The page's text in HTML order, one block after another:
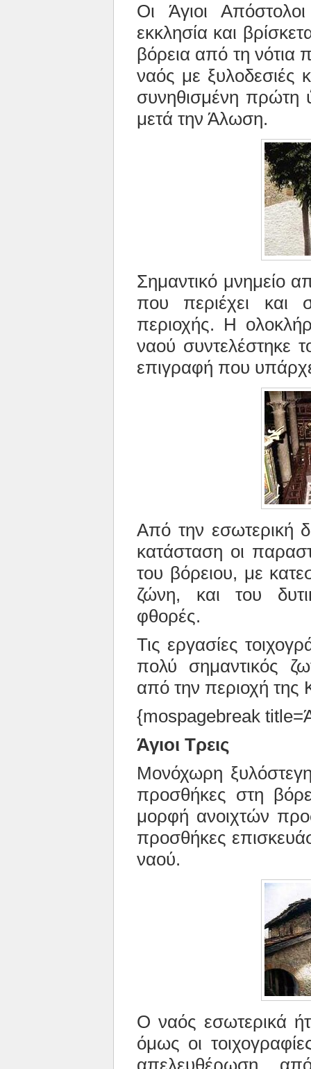
Οι Άγιοι
εκκλησία και
βόρεια από τη νότια
ναός με ξυλοδεσιές
συνηθισμένη πρώτη
μετά την Άλωση.
Σημαντικό μνημείο
που περιέχει και
περιοχής. Η
ναού συντελέστηκε
επιγραφή που
Από την εσωτερική
κατάσταση οι
του βόρειου, με
ζώνη, και του
φθορές.
Τις εργασίες
πολύ σημαντικός
από την περιοχή της
{mospagebreak
Άγιοι Τρεις
Μονόχωρη
προσθήκες στη
μορφή ανοιχτών
προσθήκες
ναού.
Ο ναός εσωτερικά
όμως οι
απελευθέρωση